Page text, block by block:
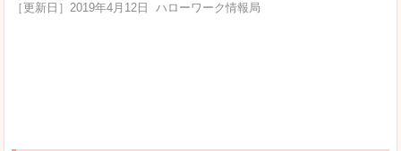
［更新日］ 2019年4月12日 ハローワーク情報局